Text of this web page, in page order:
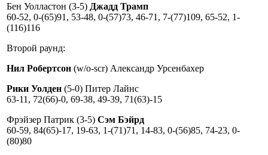
Бен Уолластон (3-5) Джадд Трамп
60-52, 0-(65)91, 53-48, 0-(57)73, 46-71, 7-(77)109, 65-52, 1-
(116)116
Второй раунд:
Нил Робертсон (w/o-scr) Александр Урсенбахер
Рики Уолден (5-0) Питер Лайнс
63-11, 72(66)-0, 69-38, 49-39, 71(63)-15
Фрэйзер Патрик (3-5) Сэм Бэйрд
60-59, 84(65)-17, 19-63, 1-(71)71, 14-83, 0-(56)85, 74-23, 0-
(80)80